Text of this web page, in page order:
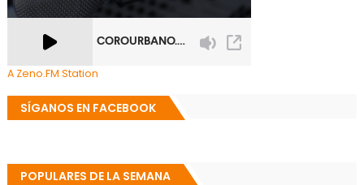
A Zeno.FM Station
SÍGANOS EN FACEBOOK
POPULARES DE LA SEMANA